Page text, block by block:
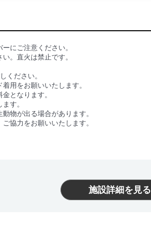
にご注意ください。
。直火は禁止です。
ください。
用をお願いいたします。
となります。
す。
物が出る場合があります。
協力をお願いいたします。
施設詳細を見る